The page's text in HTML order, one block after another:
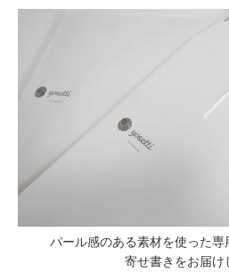
パール感のある素材を使った専
寄せ書きをお届け